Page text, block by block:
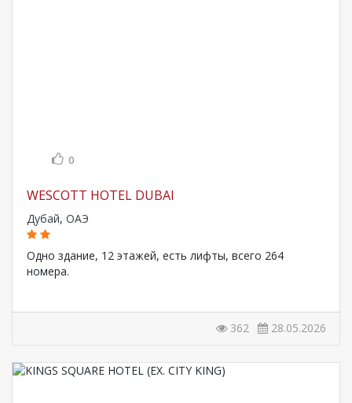
0
WESCOTT HOTEL DUBAI
Дубай, ОАЭ
Одно здание, 12 этажей, есть лифты, всего 264
номера.
362 28.05.2026